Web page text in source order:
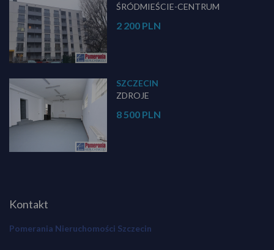
ŚRÓDMIEŚCIE-CENTRUM
2 200 PLN
SZCZECIN
ZDROJE
8 500 PLN
Kontakt
Pomerania Nieruchomości Szczecin